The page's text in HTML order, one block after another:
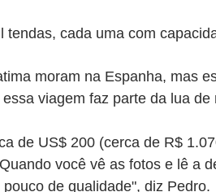
tendas, cada uma com
moram na Espanha, mas
viagem faz parte da lua de
de US$ 200 (cerca de R$
você vê as fotos e lê a
de qualidade", diz Pedro.